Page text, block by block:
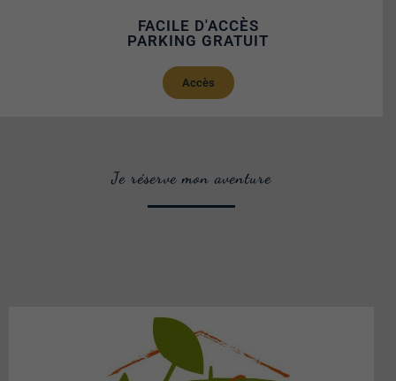
FACILE D'ACCÈS
PARKING GRATUIT
Accès
Je réserve mon aventure